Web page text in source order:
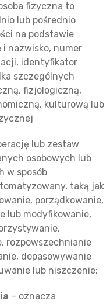
fizyczna to
lub pośrednio
na podstawie
nazwisko, numer
identyfikator
szczególnych
fizjologiczną,
kulturową lub
lub zestaw
osobowych lub
w sposób
taką jak
porządkowanie,
lub modyfikowanie,
rozpowszechnianie
dopasowywanie
lub niszczenie;
– oznacza